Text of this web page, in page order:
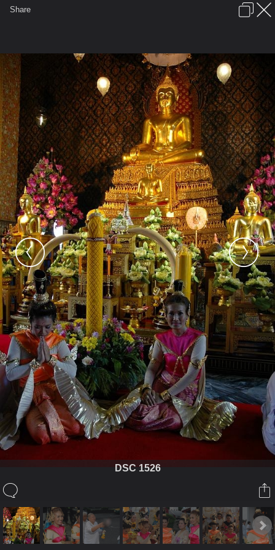
เข้าสู่ระบบหรือลงทะเบียน
หน้าแรก รูปภาพ General จิตต์ปภัสสร some time
DSC 1526
หน้าแรก เว็บบอร์ด มีอะไรใหม่ รูปภาพ
คอลเล็คชั่น สถานที่ กล้อง แท็ก ...
ภาษาไทย ช่วยเหลือ
Share
DSC 1526